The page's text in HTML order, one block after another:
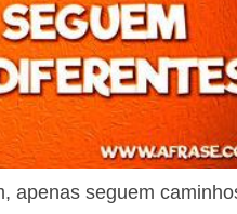
apenas seguem